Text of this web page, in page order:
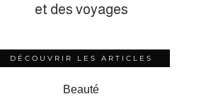
et des voyages
DÉCOUVRIR LES ARTICLES
Beauté